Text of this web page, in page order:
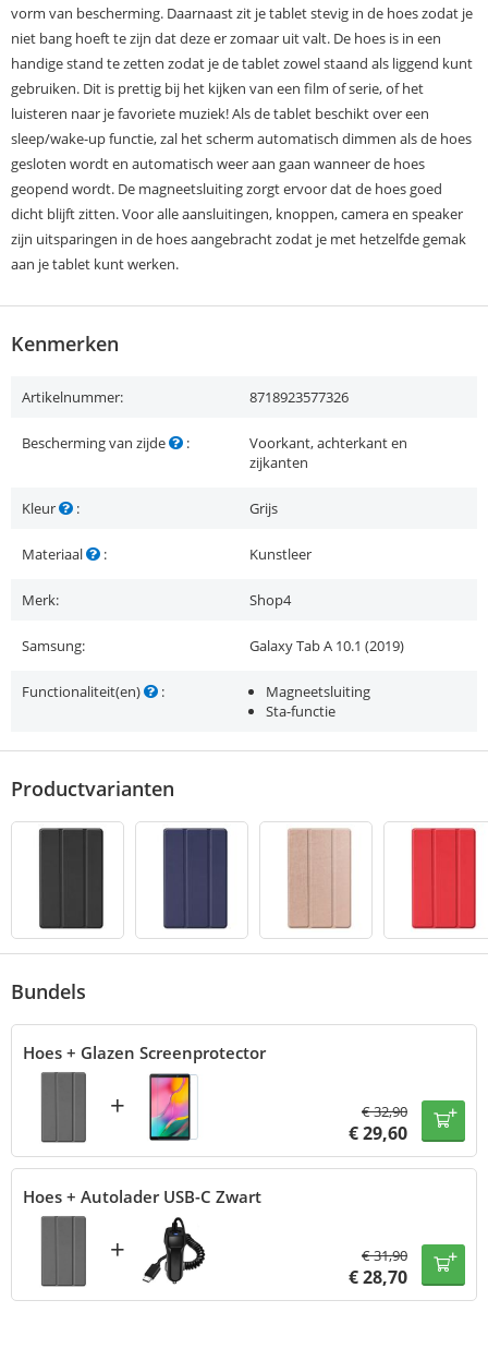
vorm van bescherming. Daarnaast zit je tablet stevig in de hoes zodat je
niet bang hoeft te zijn dat deze er zomaar uit valt. De hoes is in een
handige stand te zetten zodat je de tablet zowel staand als liggend kunt
gebruiken. Dit is prettig bij het kijken van een film of serie, of het
luisteren naar je favoriete muziek! Als de tablet beschikt over een
sleep/wake-up functie, zal het scherm automatisch dimmen als de hoes
gesloten wordt en automatisch weer aan gaan wanneer de hoes
geopend wordt. De magneetsluiting zorgt ervoor dat de hoes goed
dicht blijft zitten. Voor alle aansluitingen, knoppen, camera en speaker
zijn uitsparingen in de hoes aangebracht zodat je met hetzelfde gemak
aan je tablet kunt werken.
Kenmerken
Artikelnummer: 8718923577326
Bescherming van zijde :
Voorkant, achterkant en
zijkanten
Kleur : Grijs
Materiaal : Kunstleer
Merk: Shop4
Samsung: Galaxy Tab A 10.1 (2019)
Functionaliteit(en) :
Magneetsluiting
Sta-functie
Productvarianten
Bundels
Hoes + Glazen Screenprotector
+ €32,90
€29,60
Hoes + Autolader USB-C Zwart
+ €31,90
€28,70